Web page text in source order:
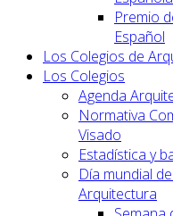
Premio
Español
Los Colegios de
Los Colegios
Agenda
Normativa
Visado
Estadística y
Día mundial
Arquitectura